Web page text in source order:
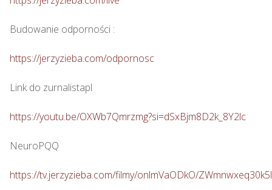
Budowanie odporności :
https://jerzyzieba.com/odpornosc
Link do zurnalistapl
https://youtu.be/OXWb7Qmrzmg?si=dSxBjm8D2k_8Y2lc
NeuroPQQ
https://tv.jerzyzieba.com/filmy/onlmVaODkO/